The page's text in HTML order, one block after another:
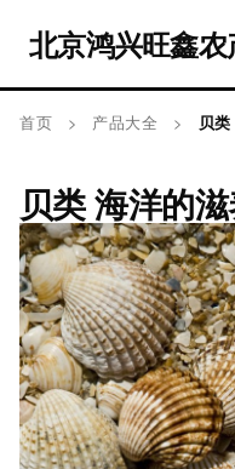
北京鸿兴旺鑫
首页 > 产品大全 > 贝
贝类 海洋的